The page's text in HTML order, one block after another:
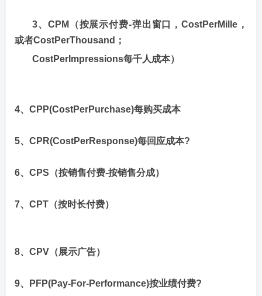
3、CPM（按展示付费-弹出窗口，CostPerMille，
或者CostPerThousand；
CostPerImpressions每千人成本）
4、CPP(CostPerPurchase)每购买成本
5、CPR(CostPerResponse)每回应成本?
6、CPS（按销售付费-按销售分成）
7、CPT（按时长付费）
8、CPV（展示广告）
9、PFP(Pay-For-Performance)按业绩付费?